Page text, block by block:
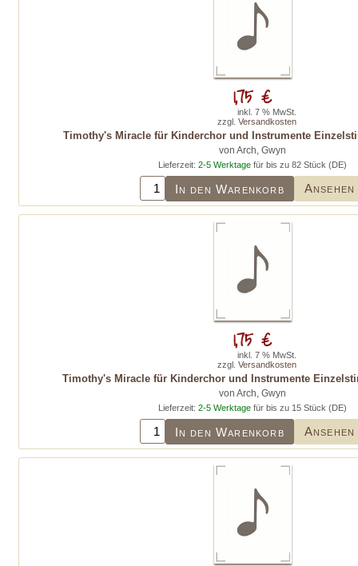
Timothy's Miracle für Kinderchor und Instrumente
von Arch, Gwyn
Lieferzeit: 2-5 Werktage für bis zu 82 Stück (DE)
In den Warenkorb Ansehen
1,75 €
inkl. 7 % MwSt.
zzgl. Versandkosten
Timothy's Miracle für Kinderchor und Instrumente
von Arch, Gwyn
Lieferzeit: 2-5 Werktage für bis zu 15 Stück (DE)
In den Warenkorb Ansehen
1,75 €
inkl. 7 % MwSt.
zzgl. Versandkosten